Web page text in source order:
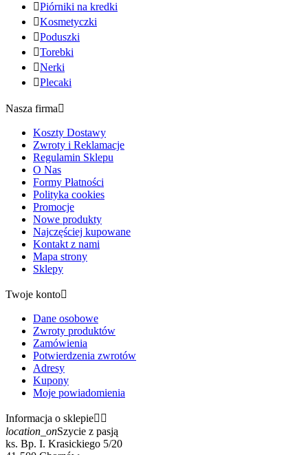
Piórniki na kredki
Kosmetyczki
Poduszki
Torebki
Nerki
Plecaki
Nasza firma
Koszty Dostawy
Zwroty i Reklamacje
Regulamin Sklepu
O Nas
Formy Płatności
Polityka cookies
Promocje
Nowe produkty
Najczęściej kupowane
Kontakt z nami
Mapa strony
Sklepy
Twoje konto
Dane osobowe
Zwroty produktów
Zamówienia
Potwierdzenia zwrotów
Adresy
Kupony
Moje powiadomienia
Informacja o sklepie 
location_onSzycie z pasją
ks. Bp. I. Krasickiego 5/20